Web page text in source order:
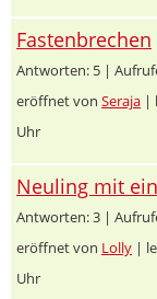
Fastenbrechen
Antworten: 5 |
eröffnet von Seraja |
Uhr
Neuling mit
Antworten: 3 |
eröffnet von Lolly |
Uhr